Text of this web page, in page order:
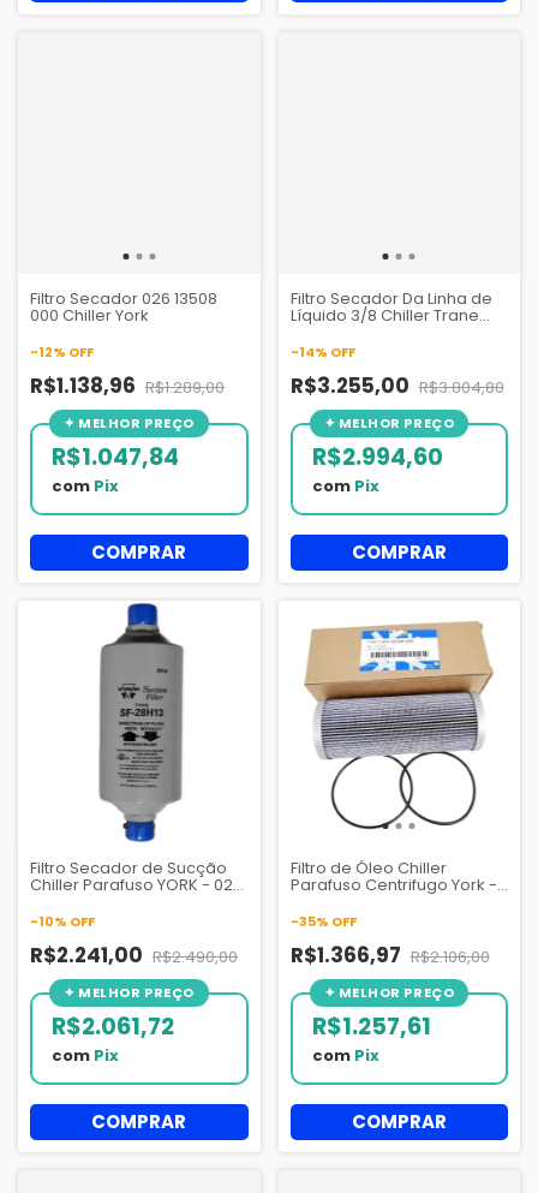
Filtro Secador 026 13508
000 Chiller York
-12% OFF
R$1.138,96 R$1.289,00
R$1.047,84
com Pix
Filtro Secador Da Linha de
Líquido 3/8 Chiller Trane
CVHE CVHF - DHY01474 -
023Z4864
-14% OFF
R$3.255,00 R$3.804,80
R$2.994,60
com Pix
Filtro Secador de Sucção
Chiller Parafuso YORK - 026
-10% OFF
R$2.241,00 R$2.490,00
R$2.061,72
com Pix
Filtro de Óleo Chiller
Parafuso Centrifugo York -
-35% OFF
R$1.366,97 R$2.106,00
R$1.257,61
com Pix